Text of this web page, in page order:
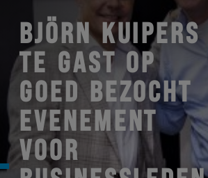
BJÖRN KUIPERS
TE GAST OP
GOED BEZOCHT
EVENEMENT
VOOR